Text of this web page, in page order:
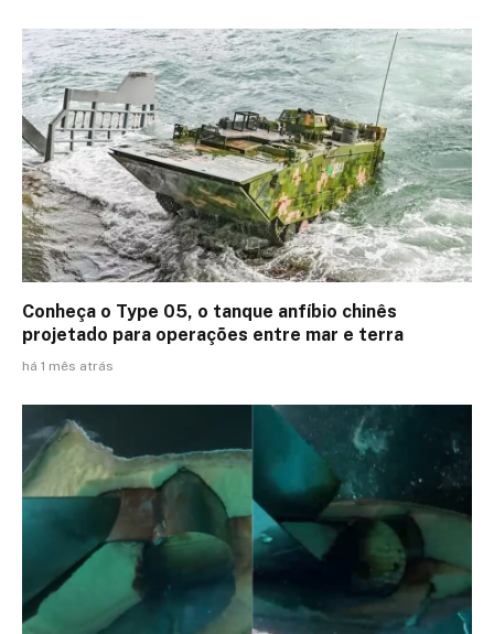
Conheça o Type 05, o tanque anfíbio chinês
projetado para operações entre mar e terra
há 1 mês atrás